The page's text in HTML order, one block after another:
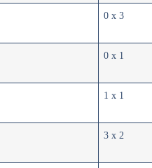
0 x 3
0 x 1
1 x 1
3 x 2